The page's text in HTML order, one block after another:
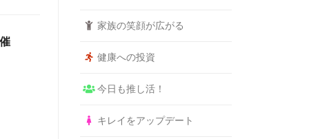
家族の笑顔が広がる
健康への投資
今日も推し活！
キレイをアップデート